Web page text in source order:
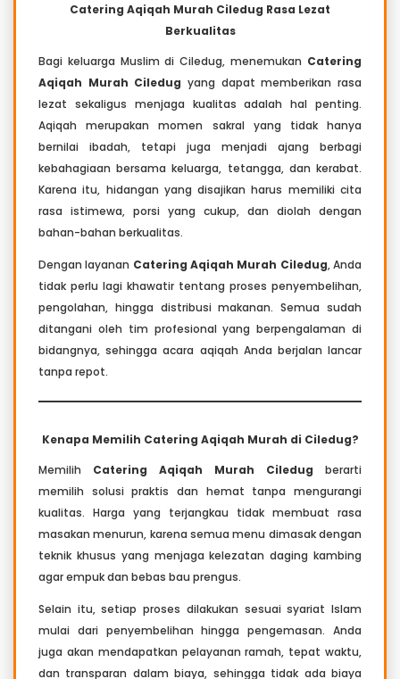
Catering Aqiqah Murah Ciledug Rasa Lezat
Berkualitas
Bagi keluarga Muslim di Ciledug, menemukan Catering
Aqiqah Murah Ciledug yang dapat memberikan rasa
lezat sekaligus menjaga kualitas adalah hal penting.
Aqiqah merupakan momen sakral yang tidak hanya
bernilai ibadah, tetapi juga menjadi ajang berbagi
kebahagiaan bersama keluarga, tetangga, dan kerabat.
Karena itu, hidangan yang disajikan harus memiliki cita
rasa istimewa, porsi yang cukup, dan diolah dengan
bahan-bahan berkualitas.
Dengan layanan Catering Aqiqah Murah Ciledug, Anda
tidak perlu lagi khawatir tentang proses penyembelihan,
pengolahan, hingga distribusi makanan. Semua sudah
ditangani oleh tim profesional yang berpengalaman di
bidangnya, sehingga acara aqiqah Anda berjalan lancar
tanpa repot.
Kenapa Memilih Catering Aqiqah Murah di Ciledug?
Memilih Catering Aqiqah Murah Ciledug berarti
memilih solusi praktis dan hemat tanpa mengurangi
kualitas. Harga yang terjangkau tidak membuat rasa
masakan menurun, karena semua menu dimasak dengan
teknik khusus yang menjaga kelezatan daging kambing
agar empuk dan bebas bau prengus.
Selain itu, setiap proses dilakukan sesuai syariat Islam
mulai dari penyembelihan hingga pengemasan. Anda
juga akan mendapatkan pelayanan ramah, tepat waktu,
dan transparan dalam biaya, sehingga tidak ada biaya